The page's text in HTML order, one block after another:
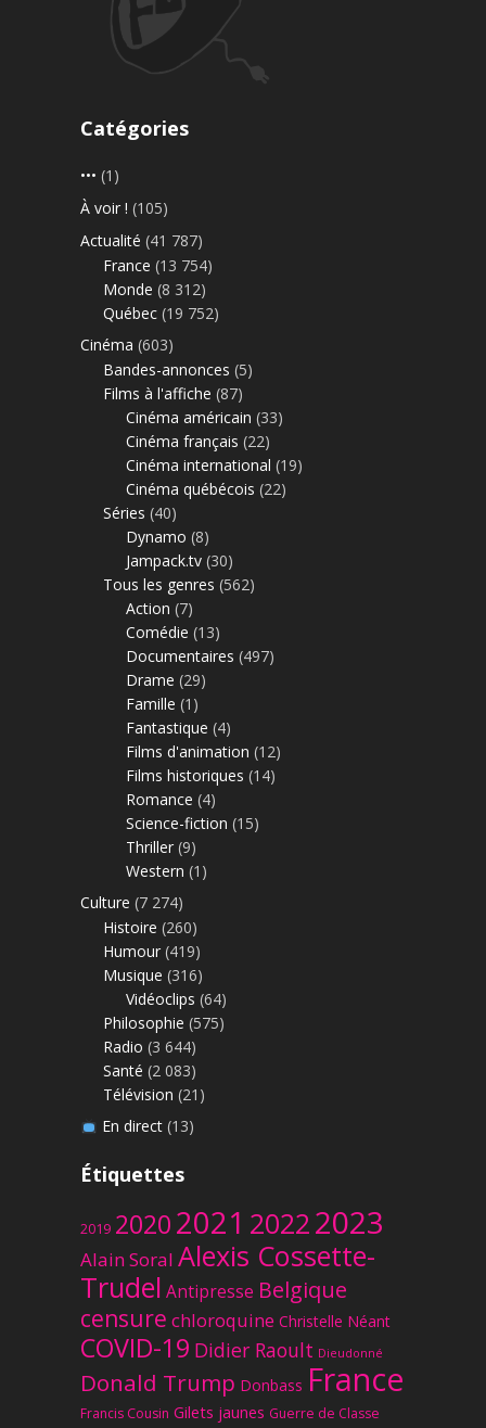
Catégories
••• (1)
À voir ! (105)
Actualité (41 787)
France (13 754)
Monde (8 312)
Québec (19 752)
Cinéma (603)
Bandes-annonces (5)
Films à l'affiche (87)
Cinéma américain (33)
Cinéma français (22)
Cinéma international (19)
Cinéma québécois (22)
Séries (40)
Dynamo (8)
Jampack.tv (30)
Tous les genres (562)
Action (7)
Comédie (13)
Documentaires (497)
Drame (29)
Famille (1)
Fantastique (4)
Films d'animation (12)
Films historiques (14)
Romance (4)
Science-fiction (15)
Thriller (9)
Western (1)
Culture (7 274)
Histoire (260)
Humour (419)
Musique (316)
Vidéoclips (64)
Philosophie (575)
Radio (3 644)
Santé (2 083)
Télévision (21)
En direct(13)
Étiquettes
2019 20202021 20222023
Alain Soral Alexis Cossette-
Trudel Antipresse Belgique
censure chloroquine Christelle Néant
COVID-19 Didier Raoult Dieudonné
Donald Trump Donbass France
Francis Cousin Gilets jaunes Guerre de Classe